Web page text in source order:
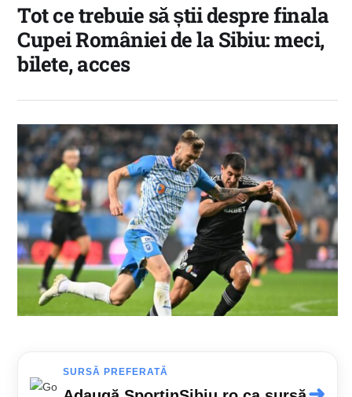
Tot ce trebuie să știi despre finala
Cupei României de la Sibiu: meci,
bilete, acces
SURSĂ PREFERATĂ